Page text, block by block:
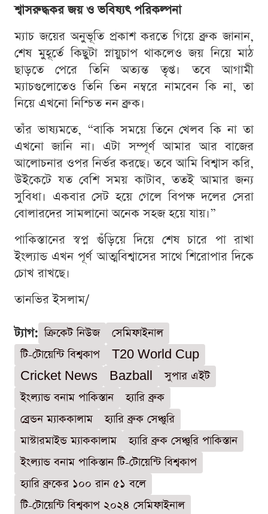
শ্বাসরুদ্ধকর জয় ও ভবিষ্যৎ পরিকল্পনা
ম্যাচ জয়ের অনুভূতি প্রকাশ করতে গিয়ে ব্রুক জানান,
শেষ মুহূর্তে কিছুটা স্নায়ুচাপ থাকলেও জয় নিয়ে মাঠ
ছাড়তে পেরে তিনি অত্যন্ত তৃপ্ত। তবে আগামী
ম্যাচগুলোতেও তিনি তিন নম্বরে নামবেন কি না, তা
নিয়ে এখনো নিশ্চিত নন ব্রুক।
তাঁর ভাষ্যমতে, “বাকি সময়ে তিনে খেলব কি না তা
এখনো জানি না। এটা সম্পূর্ণ আমার আর বাজের
আলোচনার ওপর নির্ভর করছে। তবে আমি বিশ্বাস করি,
উইকেটে যত বেশি সময় কাটাব, ততই আমার জন্য
সুবিধা। একবার সেট হয়ে গেলে বিপক্ষ দলের সেরা
বোলারদের সামলানো অনেক সহজ হয়ে যায়।”
পাকিস্তানের স্বপ্ন গুঁড়িয়ে দিয়ে শেষ চারে পা রাখা
ইংল্যান্ড এখন পূর্ণ আত্মবিশ্বাসের সাথে শিরোপার দিকে
চোখ রাখছে।
তানভির ইসলাম/
ট্যাগ: ক্রিকেট নিউজ
সেমিফাইনাল
টি-টোয়েন্টি বিশ্বকাপ
T20 World Cup
Cricket News
Bazball
সুপার এইট
ইংল্যান্ড বনাম পাকিস্তান
হ্যারি ব্রুক
ব্রেন্ডন ম্যাককালাম
হ্যারি ব্রুক সেঞ্চুরি
মাস্টারমাইন্ড ম্যাককালাম
হ্যারি ব্রুক সেঞ্চুরি পাকিস্তান
ইংল্যান্ড বনাম পাকিস্তান টি-টোয়েন্টি বিশ্বকাপ
হ্যারি ব্রুকের ১০০ রান ৫১ বলে
টি-টোয়েন্টি বিশ্বকাপ ২০২৪ সেমিফাইনাল